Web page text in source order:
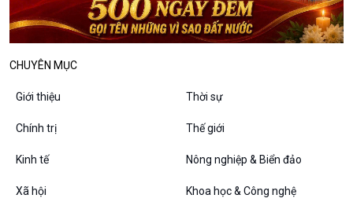
VOV1 đặc biệt
CHUYÊN MỤC
Giới thiệu Thời sự
Chính trị Thế giới
Kinh tế Nông nghiệp & Biển đảo
Xã hội Khoa học & Công nghệ